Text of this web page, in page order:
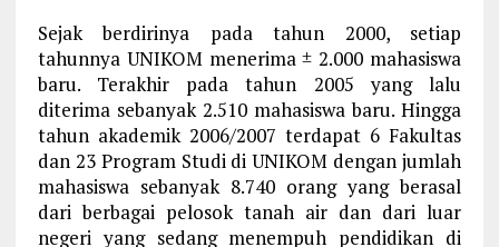
Sejak berdirinya pada tahun 2000, setiap
tahunnya UNIKOM menerima ± 2.000 mahasiswa
baru. Terakhir pada tahun 2005 yang lalu
diterima sebanyak 2.510 mahasiswa baru. Hingga
tahun akademik 2006/2007 terdapat 6 Fakultas
dan 23 Program Studi di UNIKOM dengan jumlah
mahasiswa sebanyak 8.740 orang yang berasal
dari berbagai pelosok tanah air dan dari luar
negeri yang sedang menempuh pendidikan di